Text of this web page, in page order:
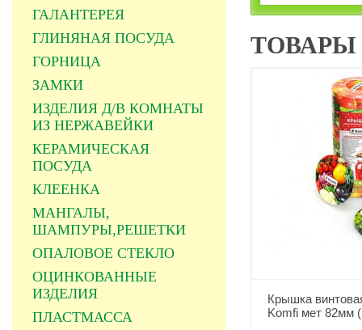
ГАЛАНТЕРЕЯ
ГЛИНЯНАЯ ПОСУДА
ГОРНИЦА
ЗАМКИ
ИЗДЕЛИЯ Д/В КОМНАТЫ
ИЗ НЕРЖАВЕЙКИ
КЕРАМИЧЕСКАЯ
ПОСУДА
КЛЕЕНКА
МАНГАЛЫ,
ШАМПУРЫ,РЕШЕТКИ
ОПАЛОВОЕ СТЕКЛО
ОЦИНКОВАННЫЕ
ИЗДЕЛИЯ
ПЛАСТМАССА
ТОВАРЫ
Крышка
Komfi мет 82мм